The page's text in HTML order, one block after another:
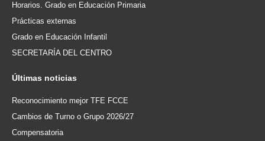
Horarios. Grado en Educación Primaria
Prácticas externas
Grado en Educación Infantil
SECRETARÍA DEL CENTRO
Últimas noticias
Reconocimiento mejor TFE FCCE
Cambios de Turno o Grupo 2026/27
Compensatoria